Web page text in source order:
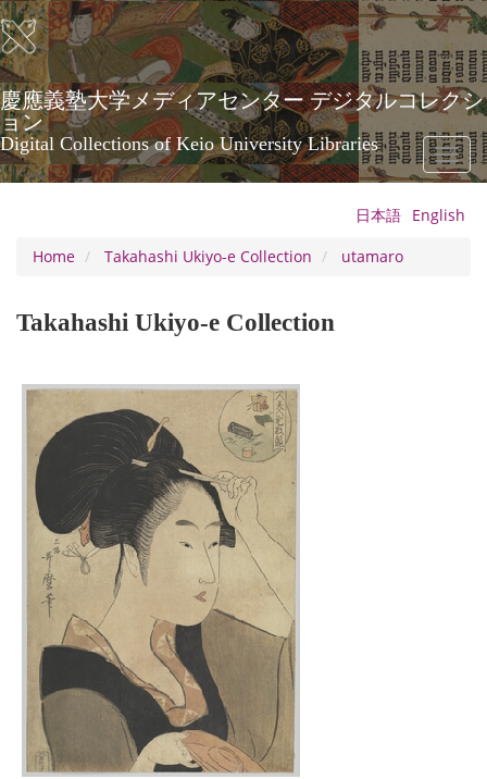
Skip
to
main
content
慶應義塾大学メディアセンター デジタルコレクシ
ョン
Digital Collections of Keio University Libraries
Toggle
日本語 English
Home
Takahashi Ukiyo-e Collection utamaro
Takahashi Ukiyo-e Collection